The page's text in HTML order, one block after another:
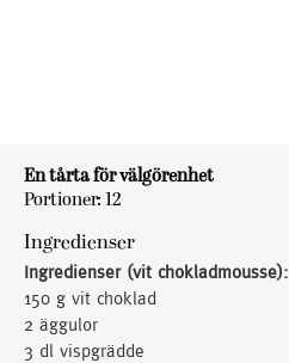
En tårta för välgörenhet
Portioner: 12
Ingredienser
Ingredienser (vit chokladmousse):
150 g vit choklad
2 äggulor
3 dl vispgrädde